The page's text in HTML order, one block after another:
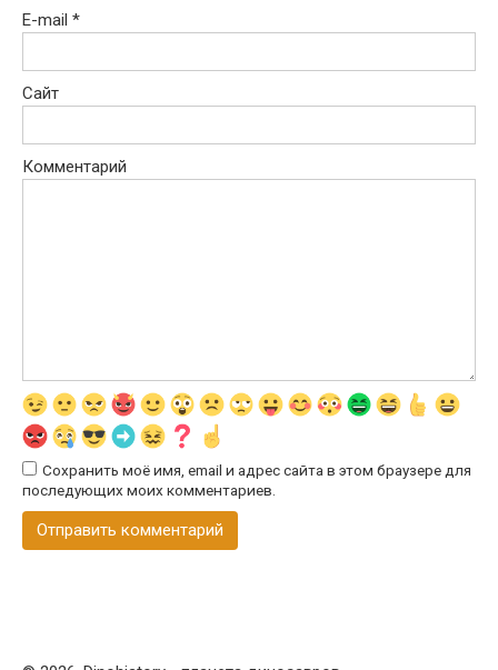
E-mail *
Сайт
Комментарий
Сохранить моё имя, email и адрес сайта в этом браузере для
последующих моих комментариев.